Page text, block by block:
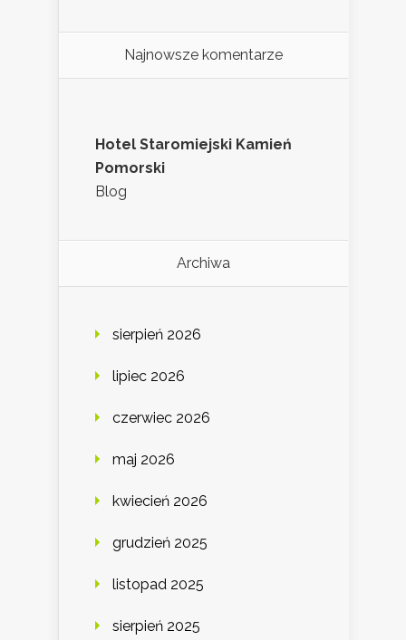
Najnowsze komentarze
Hotel Staromiejski Kamień
Pomorski
Blog
Archiwa
sierpień 2026
lipiec 2026
czerwiec 2026
maj 2026
kwiecień 2026
grudzień 2025
listopad 2025
sierpień 2025